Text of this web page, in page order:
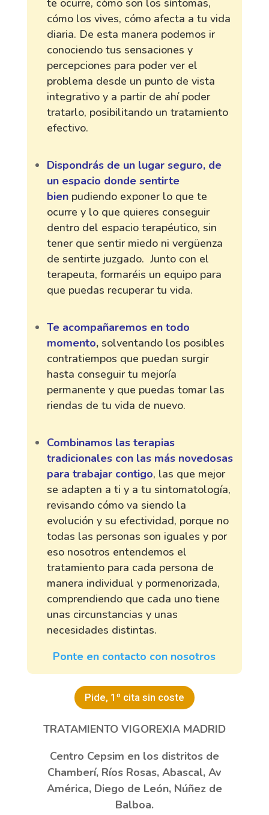
te ocurre, cómo son los síntomas,
cómo los vives, cómo afecta a tu vida
diaria. De esta manera podemos ir
conociendo tus sensaciones y
percepciones para poder ver el
problema desde un punto de vista
integrativo y a partir de ahí poder
tratarlo, posibilitando un tratamiento
efectivo.
Dispondrás de un lugar seguro, de
un espacio donde sentirte
bienpudiendo exponer lo que te
ocurre y lo que quieres conseguir
dentro del espacio terapéutico, sin
tener que sentir miedo ni vergüenza
de sentirte juzgado. Junto con el
terapeuta, formaréis un equipo para
que puedas recuperar tu vida.
Te acompañaremos en todo
momento,solventando los posibles
contratiempos que puedan surgir
hasta conseguir tu mejoría
permanente y que puedas tomar las
riendas de tu vida de nuevo.
Combinamos las terapias
tradicionales con las más novedosas
para trabajar contigo, las que mejor
se adapten a ti y a tu sintomatología,
revisando cómo va siendo la
evolución y su efectividad, porque no
todas las personas son iguales y por
eso nosotros entendemos el
tratamiento para cada persona de
manera individual y pormenorizada,
comprendiendo que cada uno tiene
unas circunstancias y unas
necesidades distintas.
Ponte en contacto con nosotros
Pide, 1º cita sin coste
TRATAMIENTO VIGOREXIA MADRID
Centro Cepsim en los distritos de
Chamberí, Ríos Rosas, Abascal, Av
América, Diego de León, Núñez de
Balboa.